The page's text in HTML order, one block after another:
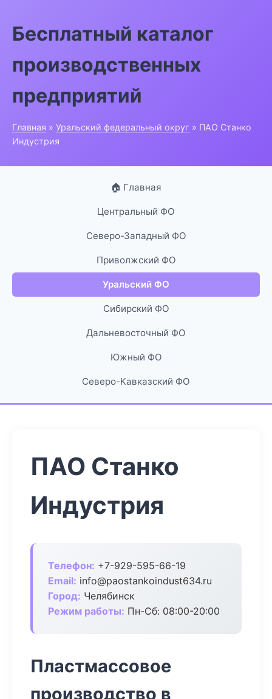
Бесплатный каталог
производственных
предприятий
Главная » Уральский федеральный округ » ПАО Станко
Индустрия
🏠 Главная
Центральный ФО
Северо-Западный ФО
Приволжский ФО
Уральский ФО
Сибирский ФО
Дальневосточный ФО
Южный ФО
Северо-Кавказский ФО
ПАО Станко
Индустрия
Телефон: +7-929-595-66-19
Email: info@paostankoindust634.ru
Город: Челябинск
Режим работы: Пн-Сб: 08:00-20:00
Пластмассовое
производство в